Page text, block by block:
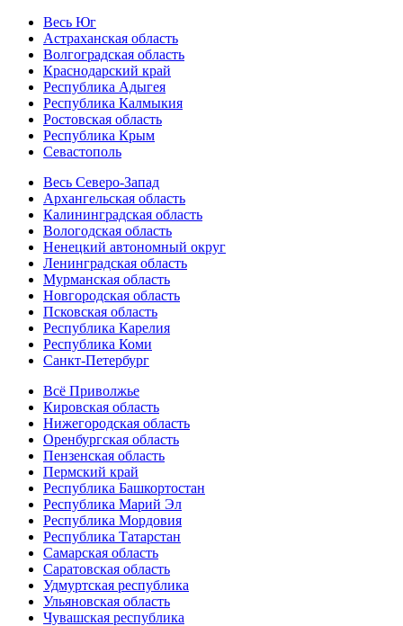
Весь Юг
Астраханская область
Волгоградская область
Краснодарский край
Республика Адыгея
Республика Калмыкия
Ростовская область
Республика Крым
Севастополь
Весь Северо-Запад
Архангельская область
Калининградская область
Вологодская область
Ненецкий автономный округ
Ленинградская область
Мурманская область
Новгородская область
Псковская область
Республика Карелия
Республика Коми
Санкт-Петербург
Всё Приволжье
Кировская область
Нижегородская область
Оренбургская область
Пензенская область
Пермский край
Республика Башкортостан
Республика Марий Эл
Республика Мордовия
Республика Татарстан
Самарская область
Саратовская область
Удмуртская республика
Ульяновская область
Чувашская республика